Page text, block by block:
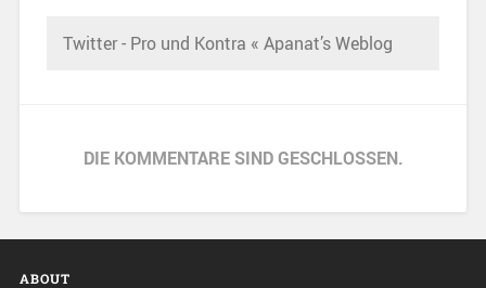
Twitter - Pro und Kontra « Apanat’s Weblog
DIE KOMMENTARE SIND GESCHLOSSEN.
ABOUT